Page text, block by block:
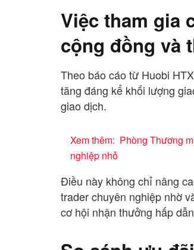
Việc tham gia
cộng đồng và
Theo báo cáo từ Huobi
tăng đáng kể khối lượng
giao dịch.
Xem thêm: Phòng Thương
nghiệp nhỏ
Điều này không chỉ nâng
trader chuyên nghiệp nhờ
cơ hội nhận thưởng hấp